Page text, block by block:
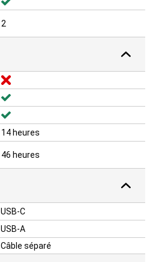
2
14 heures
46 heures
USB-C
USB-A
Câble séparé